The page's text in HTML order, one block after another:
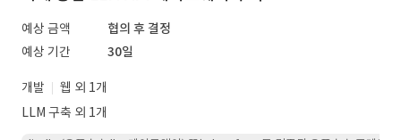
예상 금액
협의 후 결정
예상 기간
30일
개발
웹 외 1개
LLM 구축 외 1개